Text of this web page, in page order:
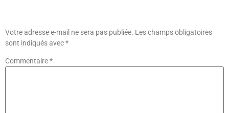
Votre adresse e-mail ne sera pas publiée. Les champs obligatoires
sont indiqués avec*
Commentaire*